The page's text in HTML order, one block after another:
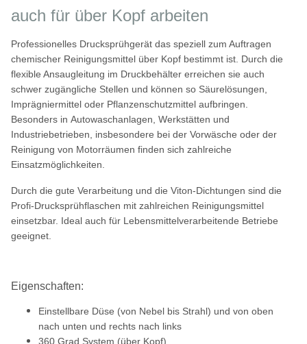
auch für über Kopf arbeiten
Professionelles Drucksprühgerät das speziell zum Auftragen
chemischer Reinigungsmittel über Kopf bestimmt ist. Durch die
flexible Ansaugleitung im Druckbehälter erreichen sie auch
schwer zugängliche Stellen und können so Säurelösungen,
Imprägniermittel oder Pflanzenschutzmittel aufbringen.
Besonders in Autowaschanlagen, Werkstätten und
Industriebetrieben, insbesondere bei der Vorwäsche oder der
Reinigung von Motorräumen finden sich zahlreiche
Einsatzmöglichkeiten.
Durch die gute Verarbeitung und die Viton-Dichtungen sind die
Profi-Drucksprühflaschen mit zahlreichen Reinigungsmittel
einsetzbar. Ideal auch für Lebensmittelverarbeitende Betriebe
geeignet.
Eigenschaften:
Einstellbare Düse (von Nebel bis Strahl) und von oben
nach unten und rechts nach links
360 Grad System (über Kopf)